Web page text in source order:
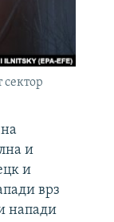
сектор
и
и
врз
напади